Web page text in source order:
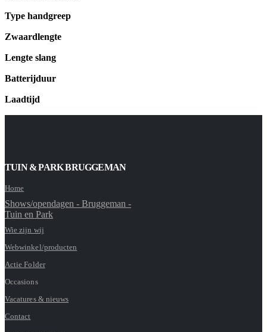
Type handgreep
Zwaardlengte
Lengte slang
Batterijduur
Laadtijd
TUIN & PARK BRUGGEMAN
Home
Shows/opendagen - Bruggeman -
Tuin en Park
Wie zijn wij
Webwinkel/producten
Actie Folder
Occasions
Vacatures & nieuws
Contact